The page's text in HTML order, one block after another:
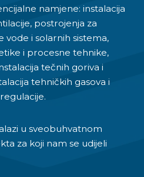
namjene: instalacija
postrojenja za
i solarnih sistema,
i procesne tehnike,
tečnih goriva i
tehničkih gasova i
u sveobuhvatnom
za koji nam se udijeli